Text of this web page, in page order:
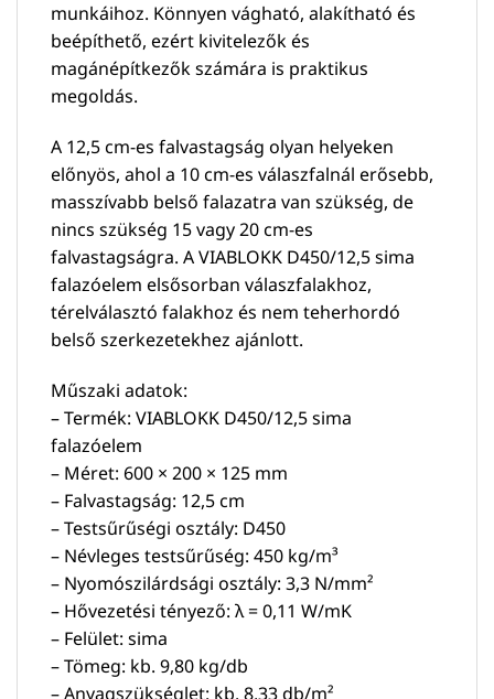
munkáihoz. Könnyen vágható, alakítható és
beépíthető, ezért kivitelezők és
magánépítkezők számára is praktikus
megoldás.
A 12,5 cm-es falvastagság olyan helyeken
előnyös, ahol a 10 cm-es válaszfalnál erősebb,
masszívabb belső falazatra van szükség, de
nincs szükség 15 vagy 20 cm-es
falvastagságra. A VIABLOKK D450/12,5 sima
falazóelem elsősorban válaszfalakhoz,
térelválasztó falakhoz és nem teherhordó
belső szerkezetekhez ajánlott.
Műszaki adatok:
– Termék: VIABLOKK D450/12,5 sima
falazóelem
– Méret: 600 × 200 × 125 mm
– Falvastagság: 12,5 cm
– Testsűrűségi osztály: D450
– Névleges testsűrűség: 450 kg/m³
– Nyomószilárdsági osztály: 3,3 N/mm²
– Hővezetési tényező: λ = 0,11 W/mK
– Felület: sima
– Tömeg: kb. 9,80 kg/db
– Anyagszükséglet: kb. 8,33 db/m²